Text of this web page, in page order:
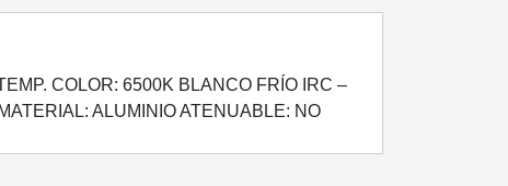
COLOR: 6500K BLANCO FRÍO IRC –
ALUMINIO ATENUABLE: NO